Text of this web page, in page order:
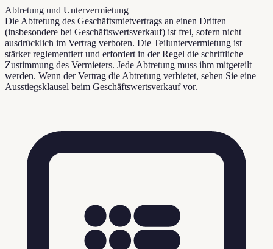
Abtretung und Untervermietung
Die Abtretung des Geschäftsmietvertrags an einen Dritten
(insbesondere bei Geschäftswertsverkauf) ist frei, sofern nicht
ausdrücklich im Vertrag verboten. Die Teiluntervermietung ist
stärker reglementiert und erfordert in der Regel die schriftliche
Zustimmung des Vermieters. Jede Abtretung muss ihm mitgeteilt
werden. Wenn der Vertrag die Abtretung verbietet, sehen Sie eine
Ausstiegsklausel beim Geschäftswertsverkauf vor.